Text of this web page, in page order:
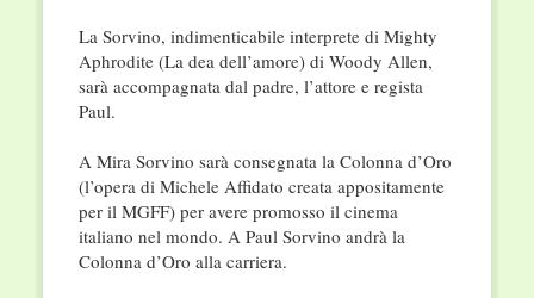
La Sorvino, indimenticabile interprete di Mighty
Aphrodite (La dea dell’amore) di Woody Allen,
sarà accompagnata dal padre, l’attore e regista
Paul.
A Mira Sorvino sarà consegnata la Colonna d’Oro
(l’opera di Michele Affidato creata appositamente
per il MGFF) per avere promosso il cinema
italiano nel mondo. A Paul Sorvino andrà la
Colonna d’Oro alla carriera.